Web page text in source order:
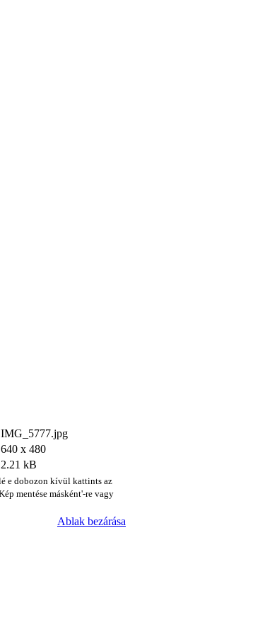
IMG_5777.jpg
640 x 480
2.21 kB
e dobozon kívül kattints az
mentése másként'-re vagy
Ablak bezárása